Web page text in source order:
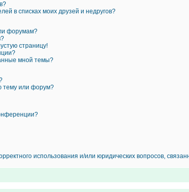
в списках моих друзей и недругов?
форумам?
страницу!
мной темы?
тему или форум?
использования и/или юридических вопросов,